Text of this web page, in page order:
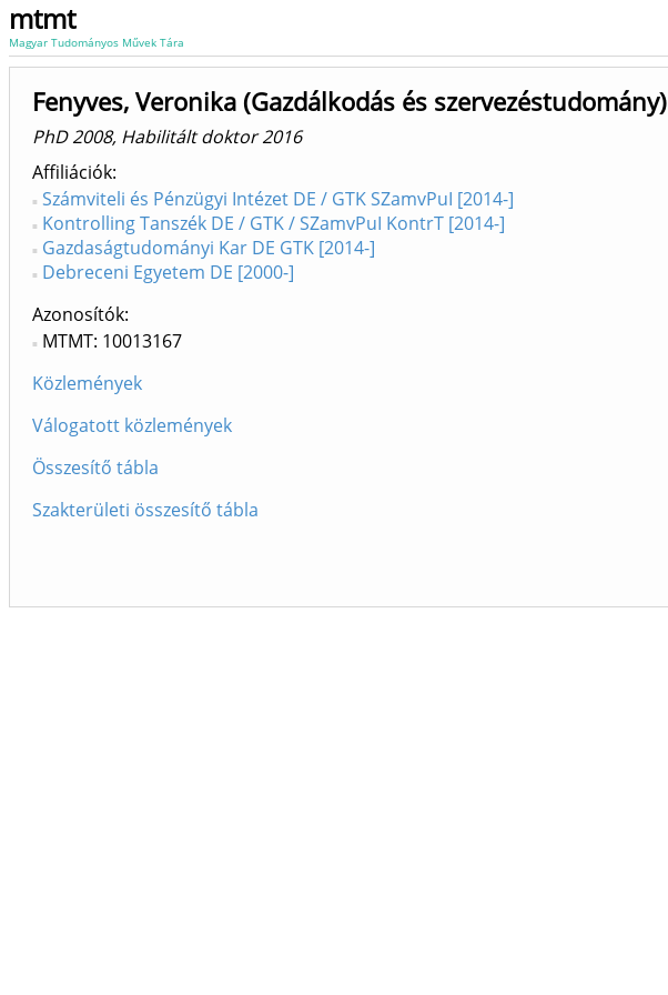
mtmt
Magyar Tudományos Művek Tára
Fenyves, Veronika (Gazdálkodás és szervezéstudomány)
PhD 2008, Habilitált doktor 2016
Affiliációk
Számviteli és Pénzügyi Intézet DE / GTK SZamvPuI [2014-]
Kontrolling Tanszék DE / GTK / SZamvPuI KontrT [2014-]
Gazdaságtudományi Kar DE GTK [2014-]
Debreceni Egyetem DE [2000-]
Azonosítók
MTMT: 10013167
Közlemények
Válogatott közlemények
Összesítő tábla
Szakterületi összesítő tábla